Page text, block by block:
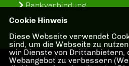
Bankverbindung
@2026 Spiel und Sport 1927 e. V.
Cookie Hinweis
Diese Webseite verwendet
sind, um die Webseite zu
wir Dienste von Drittanbietern,
Webangebot zu verbessern